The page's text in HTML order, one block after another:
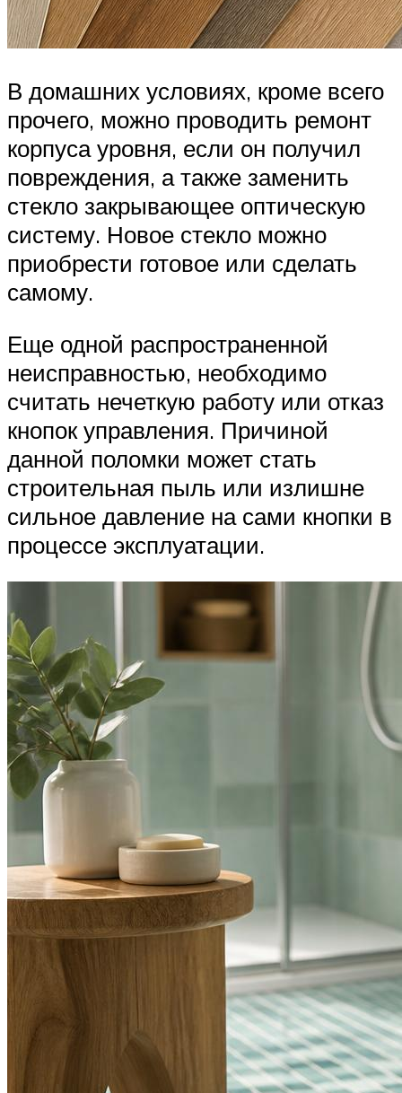
В домашних условиях, кроме всего
прочего, можно проводить ремонт
корпуса уровня, если он получил
повреждения, а также заменить
стекло закрывающее оптическую
систему. Новое стекло можно
приобрести готовое или сделать
самому.
Еще одной распространенной
неисправностью, необходимо
считать нечеткую работу или отказ
кнопок управления. Причиной
данной поломки может стать
строительная пыль или излишне
сильное давление на сами кнопки в
процессе эксплуатации.